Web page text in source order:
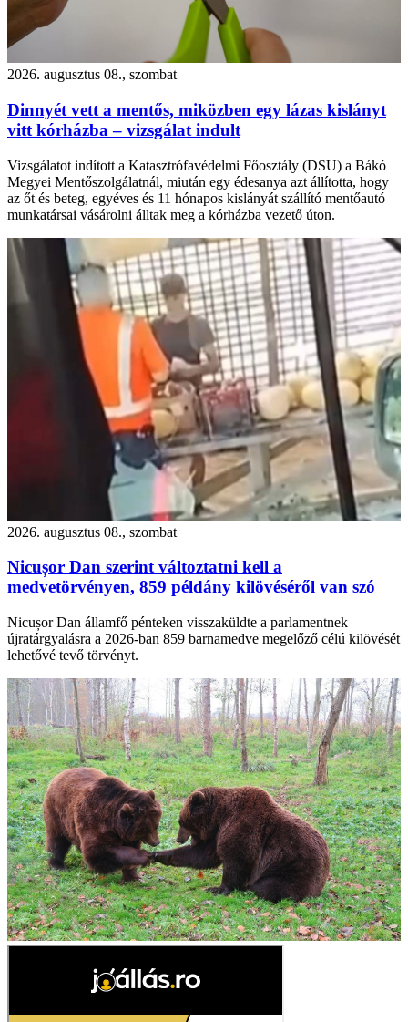
2026. augusztus 08., szombat
Dinnyét vett a mentős, miközben egy lázas kislányt
vitt kórházba – vizsgálat indult
Vizsgálatot indított a Katasztrófavédelmi Főosztály (DSU) a Bákó
Megyei Mentőszolgálatnál, miután egy édesanya azt állította, hogy
az őt és beteg, egyéves és 11 hónapos kislányát szállító mentőautó
munkatársai vásárolni álltak meg a kórházba vezető úton.
2026. augusztus 08., szombat
Nicușor Dan szerint változtatni kell a
medvetörvényen, 859 példány kilövéséről van szó
Nicușor Dan államfő pénteken visszaküldte a parlamentnek
újratárgyalásra a 2026-ban 859 barnamedve megelőző célú kilövését
lehetővé tevő törvényt.